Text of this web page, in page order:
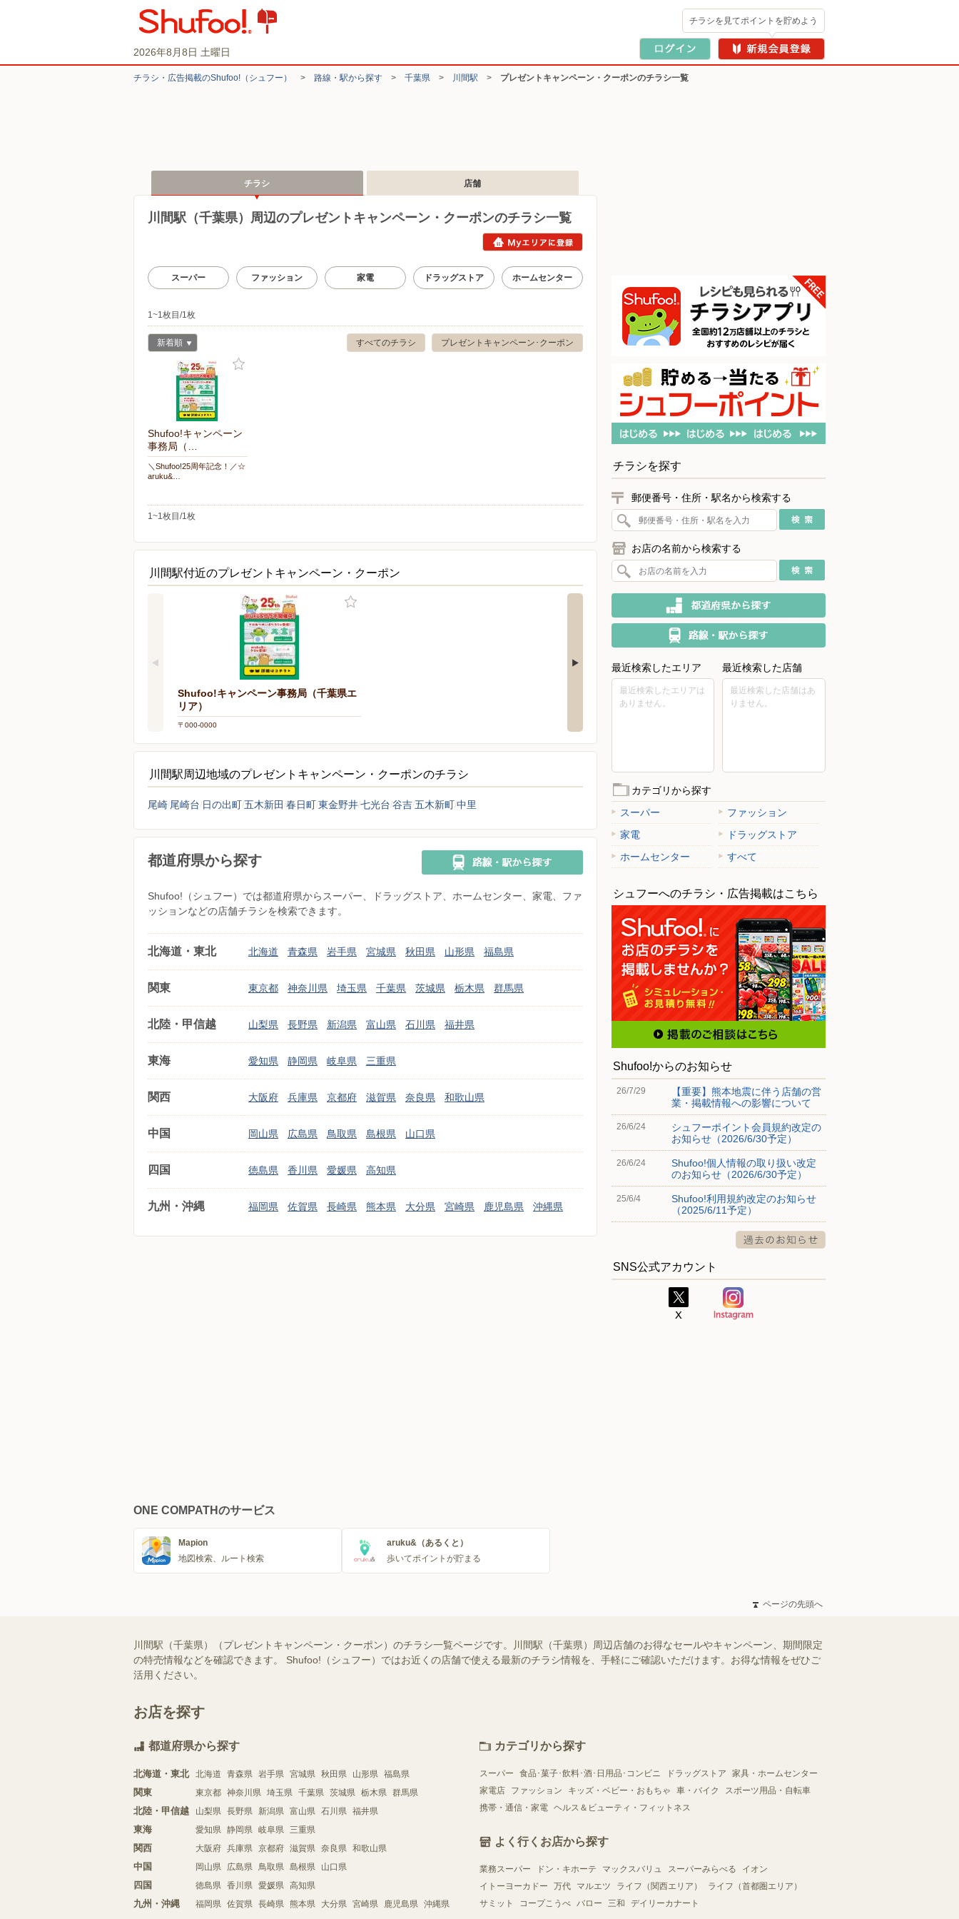
2026年8月8日 土曜日
チラシを見てポイントを貯めよう
チラシ・​広告掲載の​Shufoo!​（シュフー） > 路線・駅から探す > 千葉県 > 川間駅 > プレゼントキャンペーン・クーポンのチラシ一覧
チラシ 店舗
川間駅（千葉県）周辺のプレゼントキャンペーン・クーポンのチラシ一覧
スーパー ファッション 家電 ドラッグストア ホームセンター
1~1枚目/1枚
プレゼントキャンペーン･クーポン
すべてのチラシ
新着順
Shufoo!キャンペーン
事務局（…
＼Shufoo!25周年記念！／☆
aruku&…
1~1枚目/1枚
川間駅付近のプレゼントキャンペーン・クーポン
Shufoo!キャンペーン事務局（千葉県エ
リア）
〒000-0000
川間駅周辺地域のプレゼントキャンペーン・クーポンのチラシ
尾崎 尾崎台 日の出町五木新田 春日町東金野井七光台 谷吉五木新町中里
都道府県から探す
Shufoo!（シュフー）では都道府県からスーパー、ドラッグストア、ホームセンター、家電、ファ
ッションなどの店舗チラシを検索できます。
北海道・東北 北海道 青森県 岩手県 宮城県 秋田県 山形県 福島県
関東 東京都 神奈川県 埼玉県 千葉県 茨城県 栃木県 群馬県
北陸・甲信越 山梨県 長野県 新潟県 富山県 石川県 福井県
東海 愛知県 静岡県 岐阜県 三重県
関西 大阪府 兵庫県 京都府 滋賀県 奈良県 和歌山県
中国 岡山県 広島県 鳥取県 島根県 山口県
四国 徳島県 香川県 愛媛県 高知県
九州・沖縄 福岡県 佐賀県 長崎県 熊本県 大分県 宮崎県 鹿児島県 沖縄県
チラシを探す
郵便番号・住所・駅名から検索する
お店の名前から検索する
最近検索したエリア
最近検索したエリアは
ありません。
最近検索した店舗
最近検索した店舗はあ
りません。
カテゴリから探す
スーパー
ファッション
家電
ドラッグストア
ホームセンター
すべて
シュフーへのチラシ・広告掲載はこちら
Shufoo!からのお知らせ
26/7/29
【重要】熊本地震に伴う店舗の営
業・掲載情報への影響について
26/6/24
シュフーポイント会員規約改定の
お知らせ（2026/6/30予定）
26/6/24
Shufoo!個人情報の取り扱い改定
のお知らせ（2026/6/30予定）
25/6/4
Shufoo!利用規約改定のお知らせ
（2025/6/11予定）
SNS公式アカウント
ONE COMPATHのサービス
Mapion
地図検索、ルート検索
aruku&（あるくと）
歩いてポイントが貯まる
ページの先頭へ
川間駅（千葉県）（プレゼントキャンペーン・クーポン）のチラシ一覧ページです。川間駅（千葉県）周辺店舗のお得なセールやキャンペーン、期間限定
の特売情報などを確認できます。 Shufoo!（シュフー）ではお近くの店舗で使える最新のチラシ情報を、手軽にご確認いただけます。お得な情報をぜひご
活用ください。
お店を探す
都道府県から探す
北海道・東北 北海道 青森県 岩手県 宮城県 秋田県 山形県 福島県
関東 東京都 神奈川県 埼玉県 千葉県 茨城県 栃木県 群馬県
北陸・甲信越 山梨県 長野県 新潟県 富山県 石川県 福井県
東海 愛知県 静岡県 岐阜県 三重県
関西 大阪府 兵庫県 京都府 滋賀県 奈良県 和歌山県
中国 岡山県 広島県 鳥取県 島根県 山口県
四国 徳島県 香川県 愛媛県 高知県
九州・沖縄 福岡県 佐賀県 長崎県 熊本県 大分県 宮崎県 鹿児島県 沖縄県
カテゴリから探す
スーパー 食品･菓子･飲料･酒･日用品･コンビニ ドラッグストア
家具・ホームセンター
家電店
ファッション キッズ・ベビー・おもちゃ 車・バイク
スポーツ用品・自転車
携帯・通信・家電 ヘルス＆ビューティ・フィットネス
よく行くお店から探す
業務スーパー ドン・キホーテ マックスバリュ スーパーみらべる
イオン
イトーヨーカドー
万代 マルエツ ライフ（関西エリア）
ライフ（首都圏エリア）
サミット
コープこうべ バロー 三和 デイリーカナート